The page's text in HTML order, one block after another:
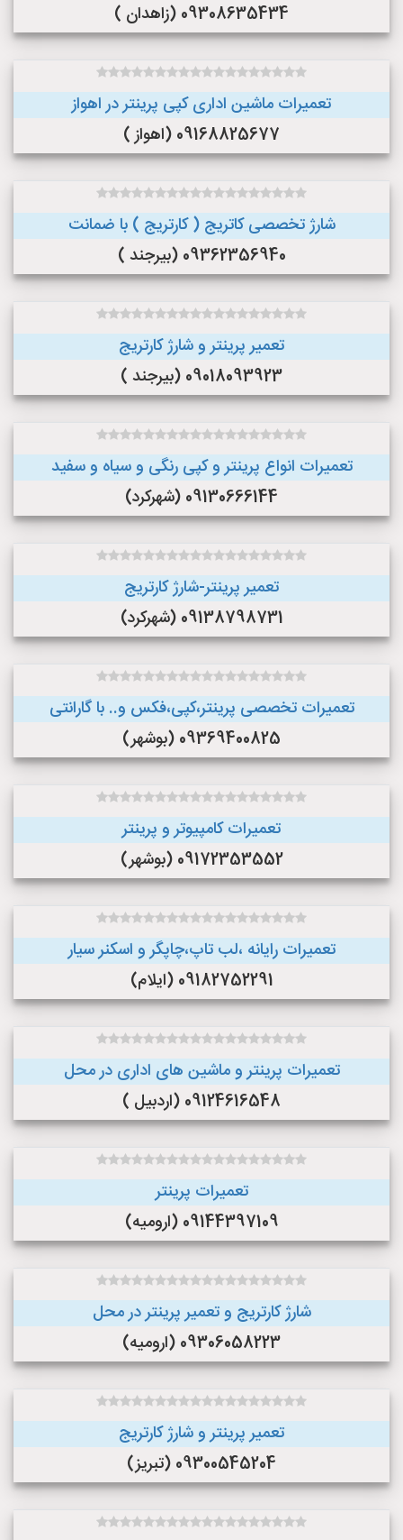
09308635434 (زاهدان )
تعمیرات ماشین اداری کپی پرینتر در اهواز
09168825677 (اهواز )
شارژ تخصصی کاتریج ( کارتریج ) با ضمانت
09362356940 (بیرجند )
تعمیر پرینتر و شارژ کارتریج
09018093923 (بیرجند )
تعمیرات انواع پرینتر و کپی رنگی و سیاه و سفید
09130666144 (شهرکرد)
تعمیر پرینتر-شارژ کارتریج
09138798731 (شهرکرد)
تعمیرات تخصصی پرینتر،کپی،فکس و.. با گارانتی
09369400825 (بوشهر)
تعمیرات کامپیوتر و پرینتر
09172353552 (بوشهر)
تعمیرات رایانه ،لب تاپ،چاپگر و اسکنر سیار
09182752291 (ایلام)
تعمیرات پرینتر و ماشین های اداری در محل
09124616548 (اردبیل )
تعمیرات پرینتر
09144397109 (ارومیه)
شارژ کارتریج و تعمیر پرینتر در محل
09306058223 (ارومیه)
تعمیر پرینتر و شارژ کارتریج
09300545204 (تبریز)